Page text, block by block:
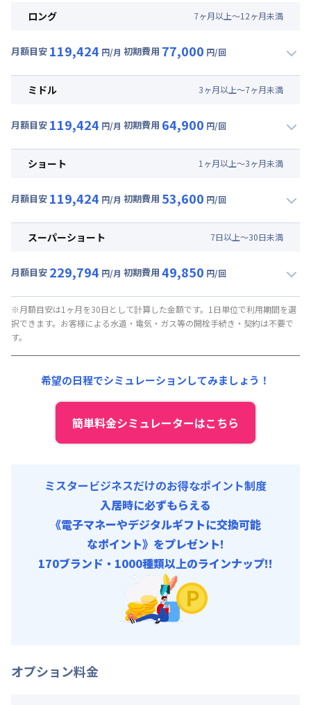
ロング 7ヶ月以上～12ヶ月未満
月額目安 119,424 円/月 初期費用 77,000 円/回
月額賃料目安(30日利用)
光熱費他 : 21,840円/月 (728円/日) (税抜)
その他費用 :
初期費用
契約事務手数料 : 9,000円/回 (税抜)
ミドル 3ヶ月以上～7ヶ月未満
月額目安 119,424 円/月 初期費用 64,900 円/回
月額賃料目安(30日利用)
光熱費他 : 21,840円/月 (728円/日) (税抜)
その他費用 :
初期費用
契約事務手数料 : 9,000円/回 (税抜)
ショート 1 ヶ月以上～3ヶ月未満
月額目安 119,424 円/月 初期費用 53,600 円/回
月額賃料目安(30日利用)
光熱費他 : 21,840円/月 (728円/日) (税抜)
その他費用 :
管理費: 18,000円/月 (600円/日)
初期費用
契約事務手数料 : 9,000円/回 (税抜)
スーパーショート 7日以上～30日未満
月額目安 229,794 円/月 初期費用 49,850 円/回
月額賃料目安(30日利用)
賃料 : 170,700円/月 (5,690円/日) (税抜)
光熱費他 :
その他費用 :
18,000円/月 (600円/日)
補償保険負担金 : 9,350円/回
※月額目安は1ヶ月を30日として計算した金額です。1日単位で利用期間を選
択できます。お客様による水道・電気・ガス等の開栓手続き・契約は不要で
す。
希望の日程でシミュレーションしてみましょう！
簡単料金シミュレーターはこちら
ミスタービジネスだけのお得なポイント制度
入居時に必ずもらえる
《電子マネーやデジタルギフトに交換可能
なポイント》をプレゼント!
170ブランド・1000種類以上のラインナップ!!
オプション料金